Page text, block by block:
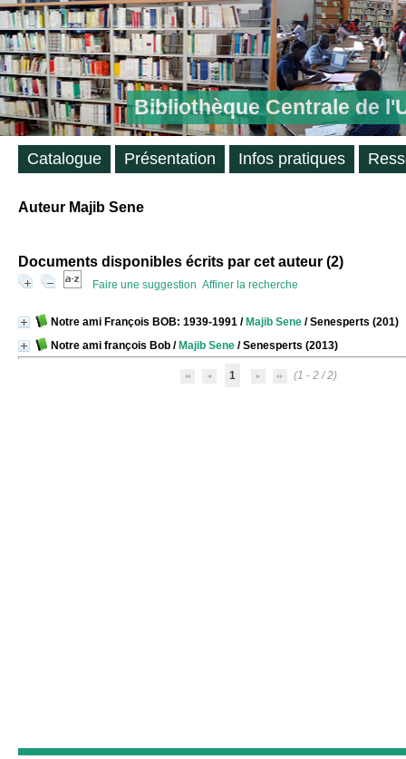
Bibliothèque Centrale de
Auteur Majib Sene
Documents disponibles écrits par cet auteur (2)
Faire une suggestion Affiner la recherche
Notre ami François BOB: 1939-1991 / Majib Sene / Senesperts (201)
Notre ami françois Bob / Majib Sene / Senesperts (2013)
1 (1 - 2 / 2)
Catalogue Présentation Infos pratiques